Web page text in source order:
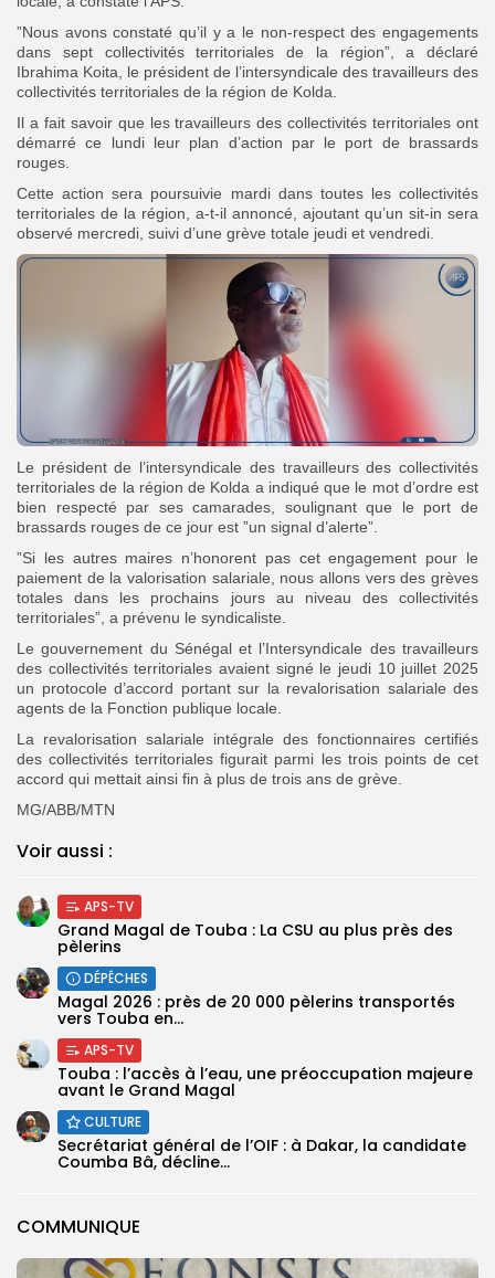
COMMUNIQUE
”Nous avons constaté qu’il y a le non-respect des engagements
dans sept collectivités territoriales de la région”, a déclaré
Ibrahima Koita, le président de l’intersyndicale des travailleurs des
collectivités territoriales de la région de Kolda.
Il a fait savoir que les travailleurs des collectivités territoriales ont
démarré ce lundi leur plan d’action par le port de brassards
rouges.
Cette action sera poursuivie mardi dans toutes les collectivités
territoriales de la région, a-t-il annoncé, ajoutant qu’un sit-in sera
observé mercredi, suivi d’une grève totale jeudi et vendredi.
Le président de l’intersyndicale des travailleurs des collectivités
territoriales de la région de Kolda a indiqué que le mot d’ordre est
bien respecté par ses camarades, soulignant que le port de
brassards rouges de ce jour est ”un signal d’alerte”.
”Si les autres maires n’honorent pas cet engagement pour le
paiement de la valorisation salariale, nous allons vers des grèves
totales dans les prochains jours au niveau des collectivités
territoriales”, a prévenu le syndicaliste.
Le gouvernement du Sénégal et l’Intersyndicale des travailleurs
des collectivités territoriales avaient signé le jeudi 10 juillet 2025
un protocole d’accord portant sur la revalorisation salariale des
agents de la Fonction publique locale.
La revalorisation salariale intégrale des fonctionnaires certifiés
des collectivités territoriales figurait parmi les trois points de cet
accord qui mettait ainsi fin à plus de trois ans de grève.
MG/ABB/MTN
Voir aussi :
APS-TV
Grand Magal de Touba : La CSU au plus près des
pèlerins
DÉPÊCHES
Magal 2026 : près de 20 000 pèlerins transportés
vers Touba en...
APS-TV
Touba : l’accès à l’eau, une préoccupation majeure
avant le Grand Magal
CULTURE
Secrétariat général de l’OIF : à Dakar, la candidate
Coumba Bâ, décline...